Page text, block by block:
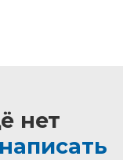
нет
написать